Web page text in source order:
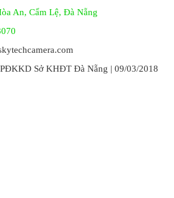
An, Cẩm Lệ, Đà Nẵng
Sở KHĐT Đà Nẵng | 09/03/2018